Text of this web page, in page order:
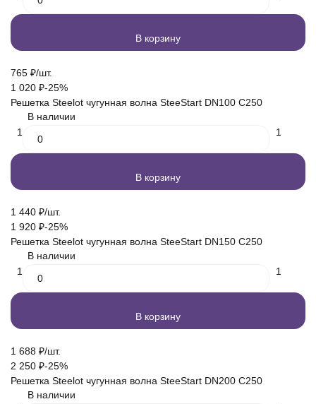
В корзину
765 ₽/шт.
1 020 ₽-25%
Решетка Steelot чугунная волна SteeStart DN100 C250
В наличии
1
1
В корзину
1 440 ₽/шт.
1 920 ₽-25%
Решетка Steelot чугунная волна SteeStart DN150 C250
В наличии
1
1
В корзину
1 688 ₽/шт.
2 250 ₽-25%
Решетка Steelot чугунная волна SteeStart DN200 C250
В наличии